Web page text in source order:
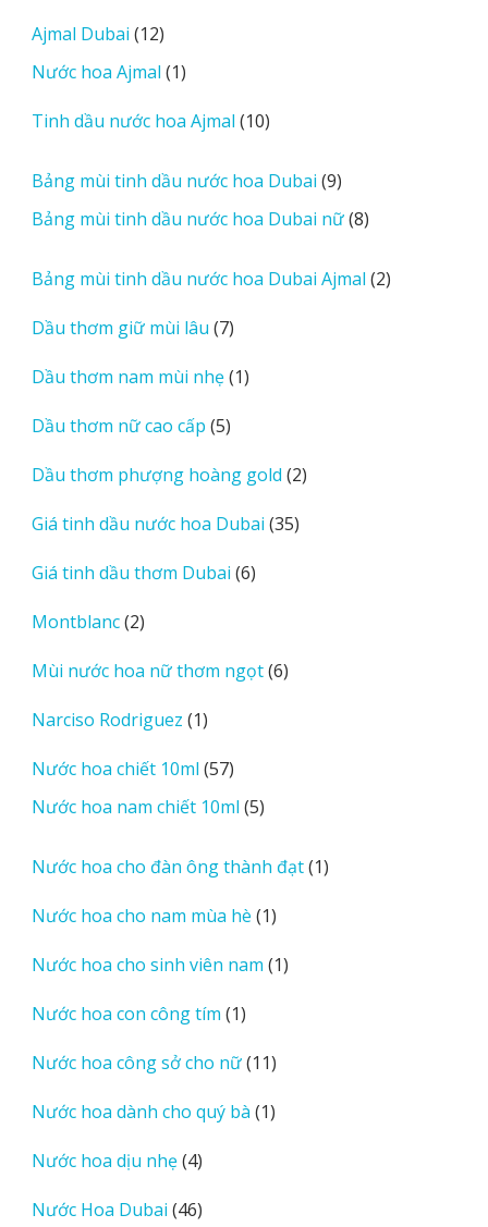
v
e
s
Ajmal Dubai 1212
sản
phẩm
Nước hoa Ajmal 11
phẩm
Tinh dầu nước hoa Ajmal 1010
phẩm
Bảng mùi tinh dầu nước hoa Dubai 99
sản
phẩm
Bảng mùi tinh dầu nước hoa Dubai nữ 88
phẩm
Bảng mùi tinh dầu nước hoa Dubai Ajmal 22
Dầu thơm giữ mùi lâu 77
phẩm
Dầu thơm nam mùi nhẹ 11
Dầu thơm nữ cao cấp 55
phẩm
Dầu thơm phượng hoàng gold 22
Giá tinh dầu nước hoa Dubai 3535
Giá tinh dầu thơm Dubai 66
Montblanc 22
phẩm
Mùi nước hoa nữ thơm ngọt 66
Narciso Rodriguez 11
phẩm
Nước hoa chiết 10ml 5757
sản
phẩm
Nước hoa nam chiết 10ml 55
phẩm
Nước hoa cho đàn ông thành đạt 11
Nước hoa cho nam mùa hè 11
phẩm
Nước hoa cho sinh viên nam 11
Nước hoa con công tím 11
phẩm
Nước hoa công sở cho nữ 1111
phẩm
Nước hoa dành cho quý bà 11
Nước hoa dịu nhẹ 44
phẩm
Nước Hoa Dubai 4646